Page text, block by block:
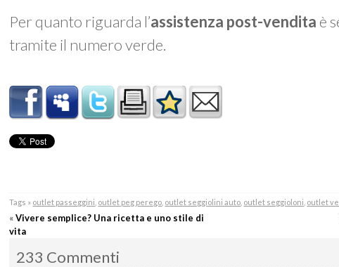
Per quanto riguarda l’assistenza post-vendita è
tramite il numero verde.
Tags » outlet passeggini outlet peg perego outlet seggiolini auto outlet seggioloni outlet
«Vivere semplice? Una ricetta e uno stile di
vita
233 Commenti